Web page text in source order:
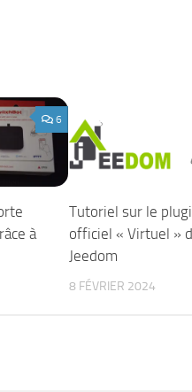
6
à
Tutoriel sur le
officiel « Virtuel »
Jeedom
8 FÉVRIER 2024